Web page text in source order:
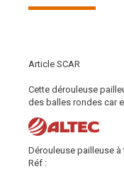
Article SCAR
Cette dérouleuse
des balles rondes car
Dérouleuse pailleuse à
Réf :